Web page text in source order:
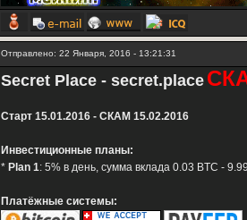
Отправлено: 22 Января, 2016 - 13:21:31
Secret Place - secret.place
Старт 15.01.2016 - СКАМ 15.02.2016
Инвестиционные планы:
* Plan 1: 5% в день, сумма вклада 0.03 BTC -
Платёжные системы: